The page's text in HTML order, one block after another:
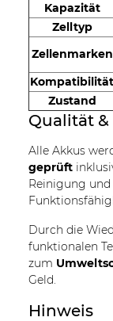
Kapazität
Zelltyp
Zellenmarken
Kompatibilität
Zustand
Qualität
Alle Akkus
geprüft
Reinigung
Durch die
funktionalen
zum
Geld.
Hinweis